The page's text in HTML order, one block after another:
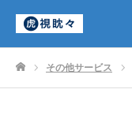
その他サービス